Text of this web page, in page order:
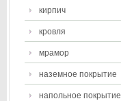
кирпич
кровля
мрамор
наземное покрытие
напольное покрытие